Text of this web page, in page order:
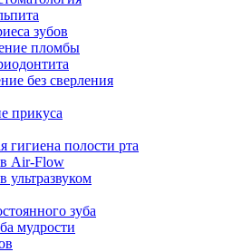
зубов
пломбы
без сверления
прикуса
гигиена полости рта
Air-Flow
ультразвуком
зуба
мудрости